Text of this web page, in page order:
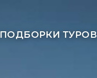
ПОДБОРКИ ТУРОВ